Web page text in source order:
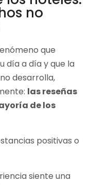
no
que
día a día y que la
desarrolla,
las reseñas
de los
positivas o
siente una